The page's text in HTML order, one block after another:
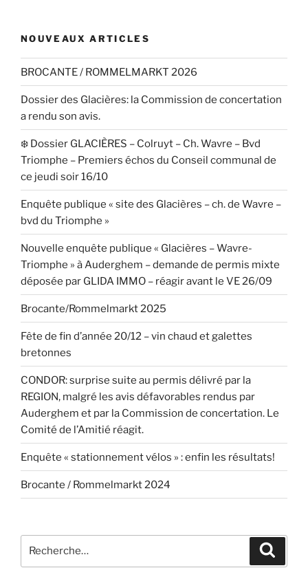
NOUVEAUX ARTICLES
BROCANTE / ROMMELMARKT 2026
Dossier des Glacières: la Commission de concertation
a rendu son avis.
❄️ Dossier GLACIÈRES – Colruyt – Ch. Wavre – Bvd
Triomphe – Premiers échos du Conseil communal de
ce jeudi soir 16/10
Enquête publique « site des Glacières – ch. de Wavre –
bvd du Triomphe »
Nouvelle enquête publique « Glacières – Wavre-
Triomphe » à Auderghem – demande de permis mixte
déposée par GLIDA IMMO – réagir avant le VE 26/09
Brocante/Rommelmarkt 2025
Fête de fin d’année 20/12 – vin chaud et galettes
bretonnes
CONDOR: surprise suite au permis délivré par la
REGION, malgré les avis défavorables rendus par
Auderghem et par la Commission de concertation. Le
Comité de l’Amitié réagit.
Enquête « stationnement vélos » : enfin les résultats!
Brocante / Rommelmarkt 2024
pour